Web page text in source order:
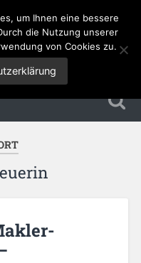
um Ihnen eine bessere
die Nutzung unserer
von Cookies zu.